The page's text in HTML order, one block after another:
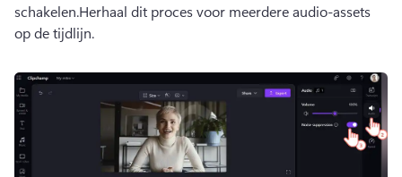
schakelen.Herhaal dit proces voor meerdere audio-assets
op de tijdlijn.